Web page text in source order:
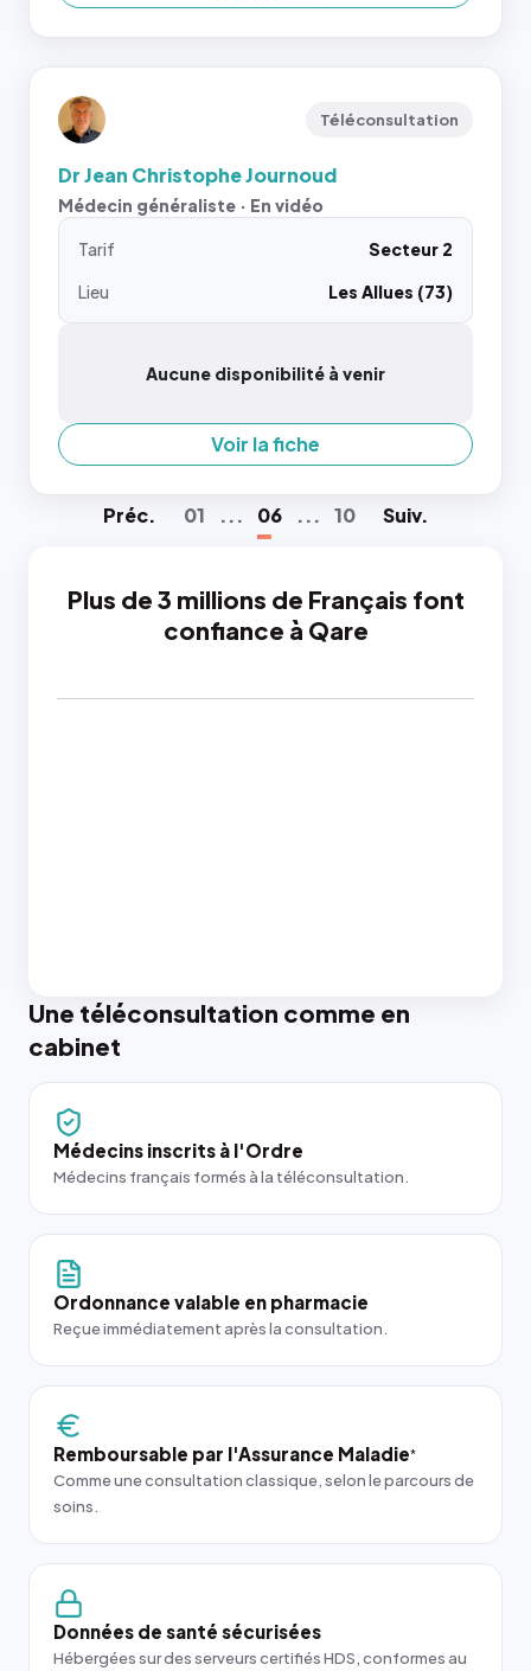
Téléconsultation
Dr Jean Christophe Journoud
Médecin généraliste · En vidéo
Tarif
Secteur 2
Lieu
Les Allues (73)
Aucune disponibilité à venir
Voir la fiche
Préc. 01 ... 06 ... 10 Suiv.
Plus de 3 millions de Français font
confiance à Qare
Une téléconsultation comme en
cabinet
Médecins inscrits à l'Ordre
Médecins français formés à la téléconsultation.
Ordonnance valable en pharmacie
Reçue immédiatement après la consultation.
Remboursable par l'Assurance Maladie*
Comme une consultation classique, selon le parcours de
soins.
Données de santé sécurisées
Hébergées sur des serveurs certifiés HDS, conformes au